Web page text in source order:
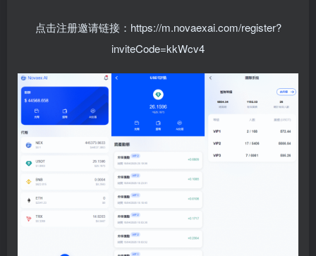
点击注册邀请链接：https://m.novaexai.com/register?
inviteCode=kkWcv4